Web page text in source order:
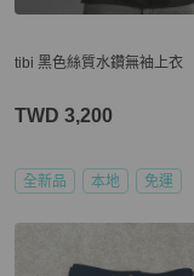
tibi 黑色絲質水鑽無袖上衣
TWD 3,200
全新品 本地 免運